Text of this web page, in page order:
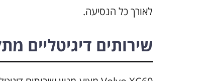
לאורך כל הנסיעה.
שירותים דיגיטליים